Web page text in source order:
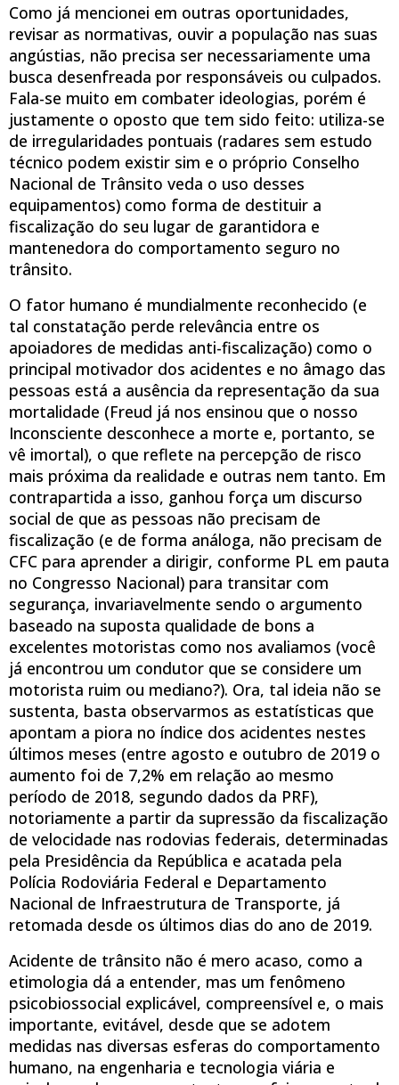
Como já mencionei em outras oportunidades,
revisar as normativas, ouvir a população nas suas
angústias, não precisa ser necessariamente uma
busca desenfreada por responsáveis ou culpados.
Fala-se muito em combater ideologias, porém é
justamente o oposto que tem sido feito: utiliza-se
de irregularidades pontuais (radares sem estudo
técnico podem existir sim e o próprio Conselho
Nacional de Trânsito veda o uso desses
equipamentos) como forma de destituir a
fiscalização do seu lugar de garantidora e
mantenedora do comportamento seguro no
trânsito.
O fator humano é mundialmente reconhecido (e
tal constatação perde relevância entre os
apoiadores de medidas anti-fiscalização) como o
principal motivador dos acidentes e no âmago das
pessoas está a ausência da representação da sua
mortalidade (Freud já nos ensinou que o nosso
Inconsciente desconhece a morte e, portanto, se
vê imortal), o que reflete na percepção de risco
mais próxima da realidade e outras nem tanto. Em
contrapartida a isso, ganhou força um discurso
social de que as pessoas não precisam de
fiscalização (e de forma análoga, não precisam de
CFC para aprender a dirigir, conforme PL em pauta
no Congresso Nacional) para transitar com
segurança, invariavelmente sendo o argumento
baseado na suposta qualidade de bons a
excelentes motoristas como nos avaliamos (você
já encontrou um condutor que se considere um
motorista ruim ou mediano?). Ora, tal ideia não se
sustenta, basta observarmos as estatísticas que
apontam a piora no índice dos acidentes nestes
últimos meses (entre agosto e outubro de 2019 o
aumento foi de 7,2% em relação ao mesmo
período de 2018, segundo dados da PRF),
notoriamente a partir da supressão da fiscalização
de velocidade nas rodovias federais, determinadas
pela Presidência da República e acatada pela
Polícia Rodoviária Federal e Departamento
Nacional de Infraestrutura de Transporte, já
retomada desde os últimos dias do ano de 2019.
Acidente de trânsito não é mero acaso, como a
etimologia dá a entender, mas um fenômeno
psicobiossocial explicável, compreensível e, o mais
importante, evitável, desde que se adotem
medidas nas diversas esferas do comportamento
humano, na engenharia e tecnologia viária e